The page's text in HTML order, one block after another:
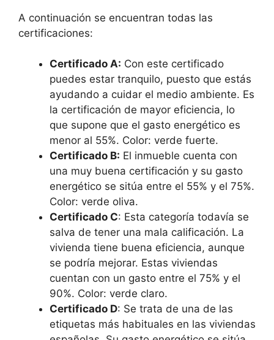
A continuación se encuentran todas las
certificaciones:
Certificado A: Con este certificado
puedes estar tranquilo, puesto que estás
ayudando a cuidar el medio ambiente. Es
la certificación de mayor eficiencia, lo
que supone que el gasto energético es
menor al 55%. Color: verde fuerte.
Certificado B: El inmueble cuenta con
una muy buena certificación y su gasto
energético se sitúa entre el 55% y el 75%.
Color: verde oliva.
Certificado C: Esta categoría todavía se
salva de tener una mala calificación. La
vivienda tiene buena eficiencia, aunque
se podría mejorar. Estas viviendas
cuentan con un gasto entre el 75% y el
90%. Color: verde claro.
Certificado D: Se trata de una de las
etiquetas más habituales en las viviendas